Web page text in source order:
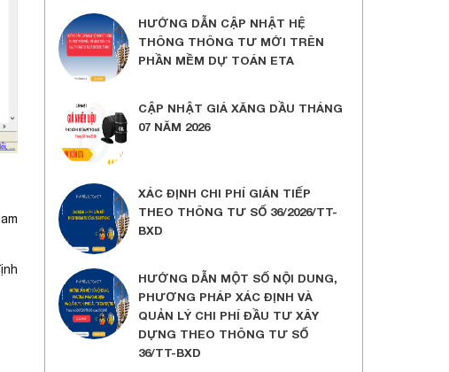
HƯỚNG DẪN CẬP NHẬT HỆ
THÔNG THÔNG TƯ MỚI TRÊN
PHẦN MỀM DỰ TOÁN ETA
CẬP NHẬT GIÁ XĂNG DẦU THÁNG
07 NĂM 2026
XÁC ĐỊNH CHI PHÍ GIÁN TIẾP
THEO THÔNG TƯ SỐ 36/2026/TT-
BXD
HƯỚNG DẪN MỘT SỐ NỘI DUNG,
PHƯƠNG PHÁP XÁC ĐỊNH VÀ
QUẢN LÝ CHI PHÍ ĐẦU TƯ XÂY
DỰNG THEO THÔNG TƯ SỐ
36/TT-BXD